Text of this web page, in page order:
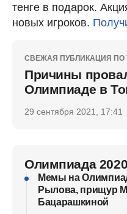
тенге в подарок.
новых игроков.
СВЕЖАЯ ПУБЛИКАЦИЯ ПО
Причины
Олимпиаде в
29 сентября 2021, 17:41
Олимпиада 2020
Мемы на
Рылова, прищур
Бацарашкиной